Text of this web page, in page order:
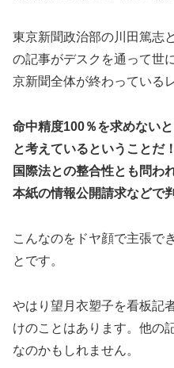
東京新聞政治部の川田篤志
の記事がデスクを通って世
京新聞全体が終わっている
命中精度100％を求めない
と考えているということだ！
国際法との整合性とも問わ
本紙の情報公開請求などで
こんなのをドヤ顔で主張で
とです。
やはり望月衣塑子を看板記
けのことはあります。他の
なのかもしれません。